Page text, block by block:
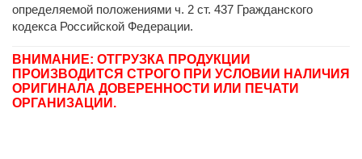
определяемой положениями ч. 2 ст. 437 Гражданского
кодекса Российской Федерации.
ВНИМАНИЕ: ОТГРУЗКА ПРОДУКЦИИ
ПРОИЗВОДИТСЯ СТРОГО ПРИ УСЛОВИИ НАЛИЧИЯ
ОРИГИНАЛА ДОВЕРЕННОСТИ ИЛИ ПЕЧАТИ
ОРГАНИЗАЦИИ.